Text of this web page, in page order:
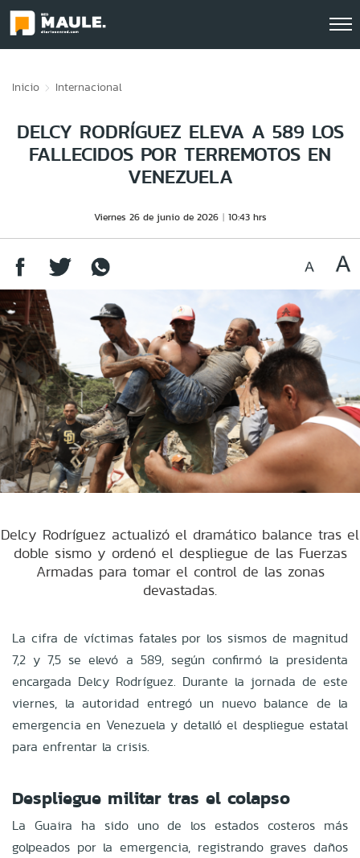
Inicio Internacional
DELCY RODRÍGUEZ ELEVA A 589 LOS
FALLECIDOS POR TERREMOTOS EN
VENEZUELA
Viernes 26 de junio de 2026 10:43 hrs
Delcy Rodríguez actualizó el dramático balance tras el
doble sismo y ordenó el despliegue de las Fuerzas
Armadas para tomar el control de las zonas
devastadas.
La cifra de víctimas fatales por los sismos de magnitud
7,2 y 7,5 se elevó a 589, según confirmó la presidenta
encargada Delcy Rodríguez. Durante la jornada de este
viernes, la autoridad entregó un nuevo balance de la
emergencia en Venezuela y detalló el despliegue estatal
para enfrentar la crisis.
Despliegue militar tras el colapso
La Guaira ha sido uno de los estados costeros más
golpeados por la emergencia, registrando graves daños